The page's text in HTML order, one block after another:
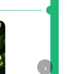
›